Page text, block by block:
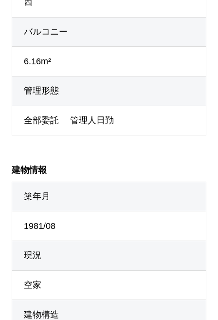
西
バルコニー
6.16m²
管理形態
全部委託 管理人日勤
建物情報
築年月
1981/08
現況
空家
建物構造